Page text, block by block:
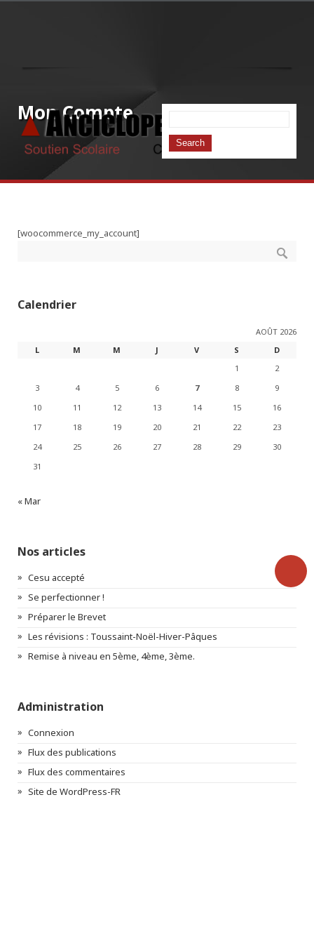
Mon Compte
[woocommerce_my_account]
Calendrier
AOÛT 2026
L
M M J V S
D
1
2
3
4 5 6 7 8
9
10
11 12 13 14 15
16
17
18 19 20 21 22
23
24
25 26 27 28 29
30
31
« Mar
Nos articles
Cesu accepté
Se perfectionner !
Préparer le Brevet
Les révisions : Toussaint-Noël-Hiver-Pâques
Remise à niveau en 5ème, 4ème, 3ème.
Administration
Connexion
Flux des publications
Flux des commentaires
Site de WordPress-FR